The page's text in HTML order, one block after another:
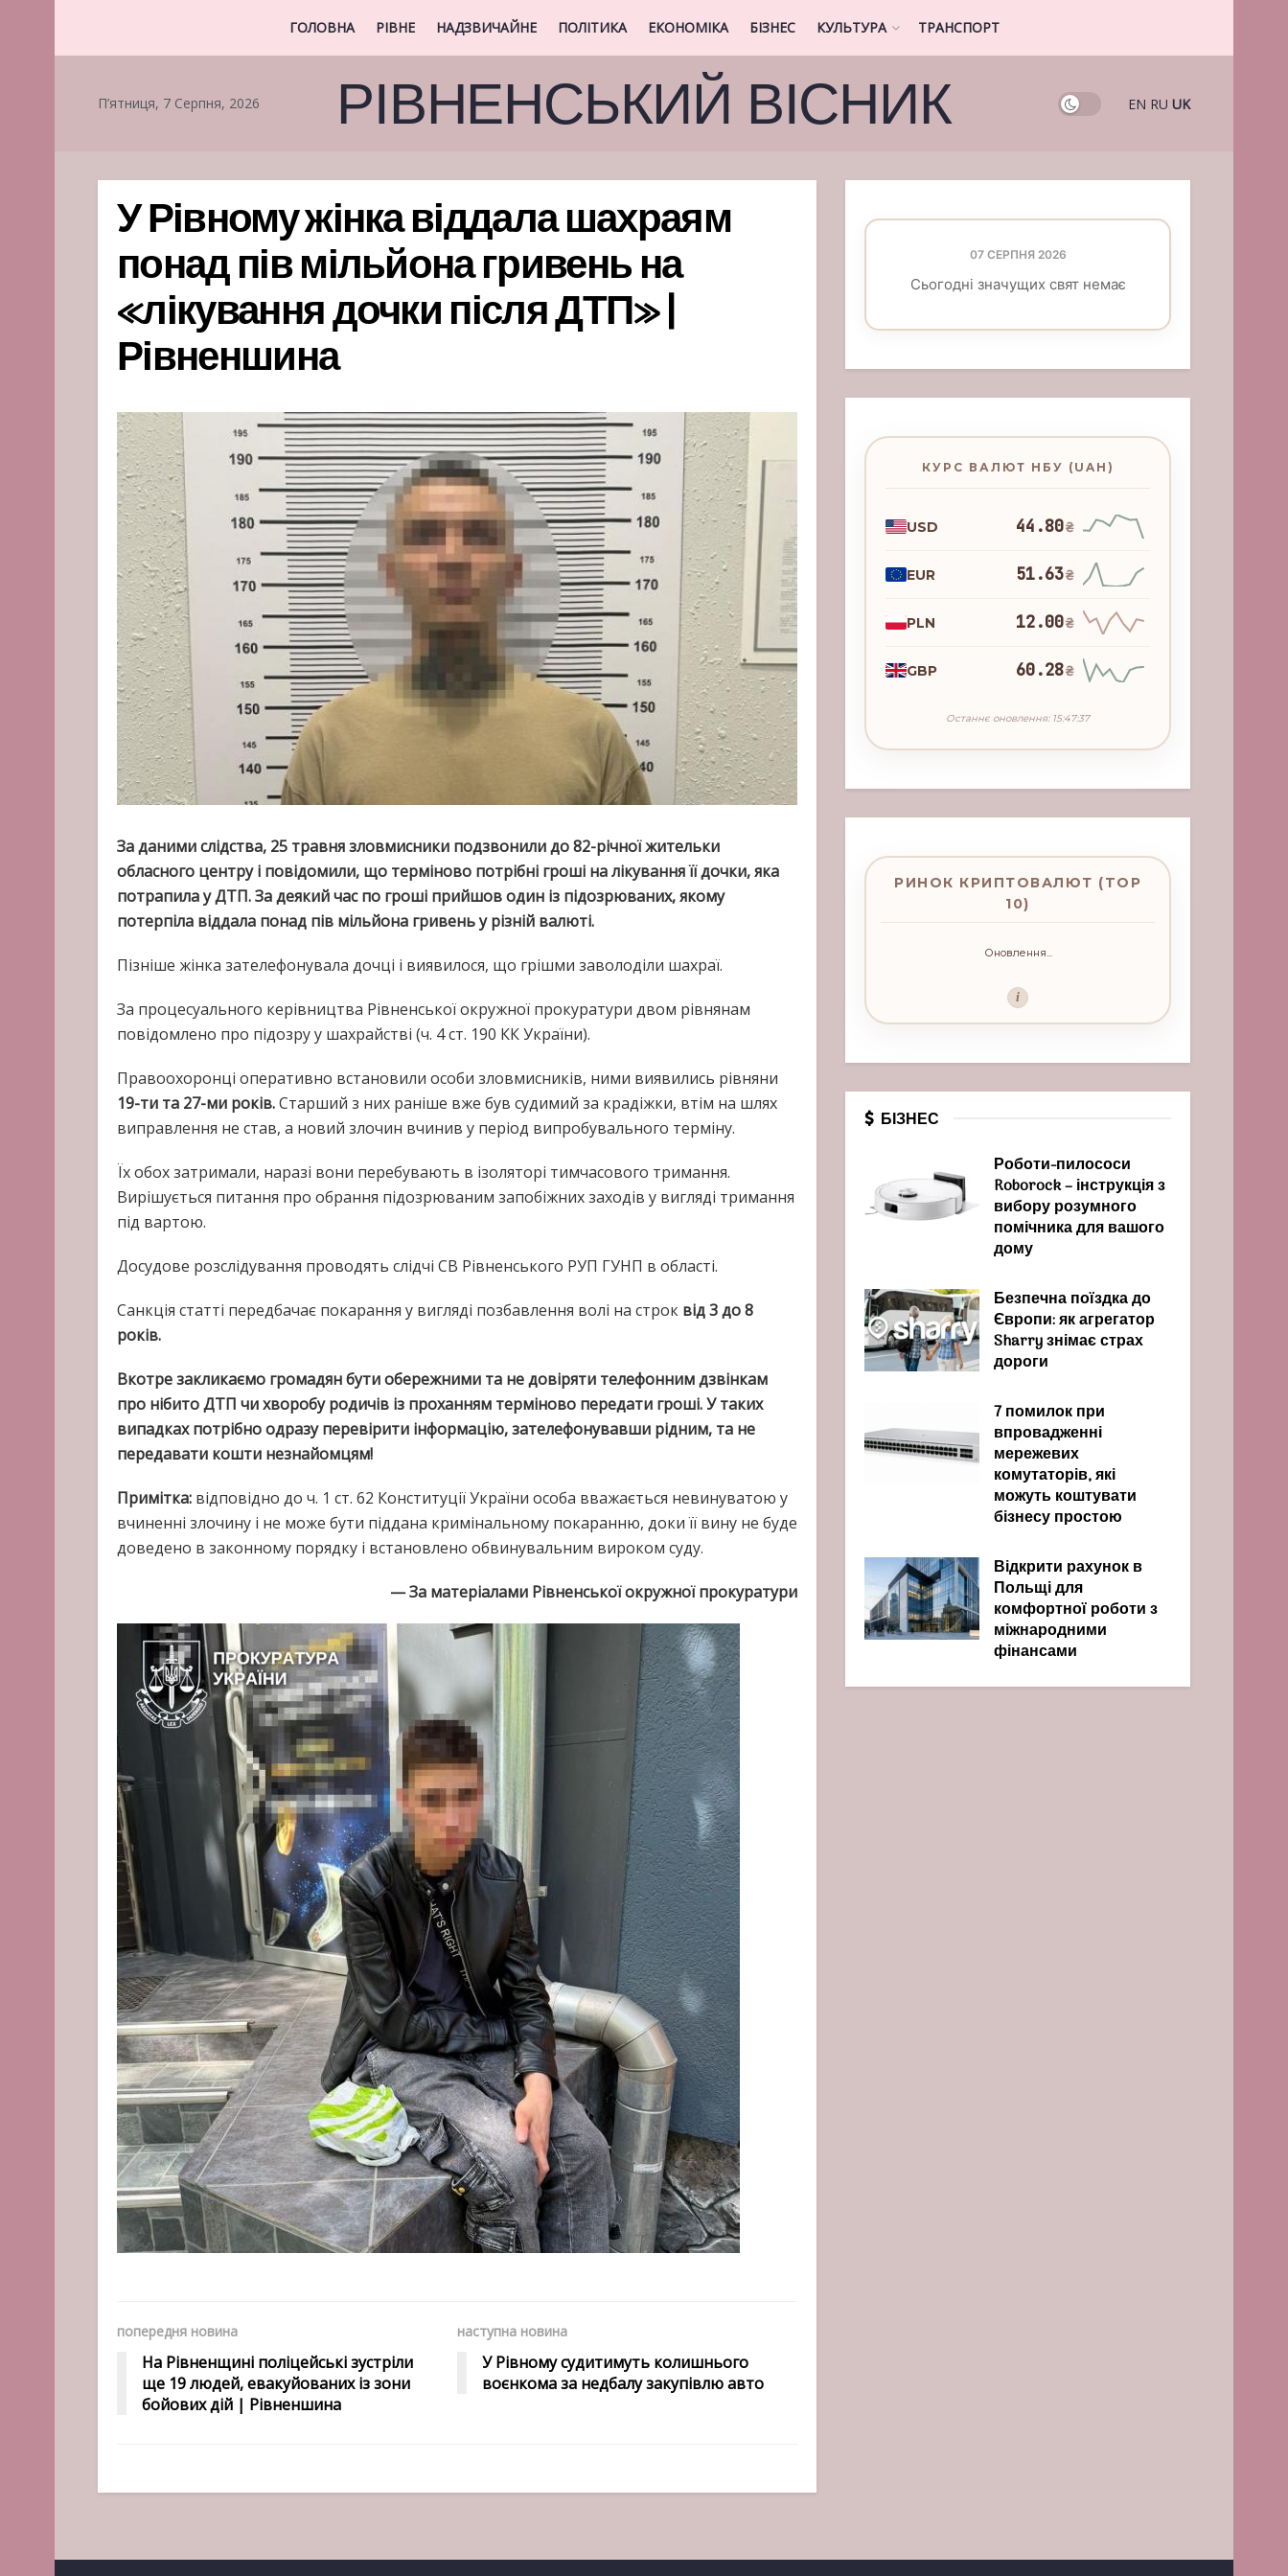
ГОЛОВНА РІВНЕ НАДЗВИЧАЙНЕ ПОЛІТИКА ЕКОНОМІКА БІЗНЕС КУЛЬТУРА ТРАНСПОРТ
П’ятниця, 7 Серпня, 2026 РІВНЕНСЬКИЙ ВІСНИК EN RU UK
У Рівному жінка віддала шахраям
понад пів мільйона гривень на
«лікування дочки після ДТП» |
Рівненшина
За даними слідства, 25 травня зловмисники подзвонили до 82-річної жительки
обласного центру і повідомили, що терміново потрібні гроші на лікування її дочки, яка
потрапила у ДТП. За деякий час по гроші прийшов один із підозрюваних, якому
потерпіла віддала понад пів мільйона гривень у різній валюті.
Пізніше жінка зателефонувала дочці і виявилося, що грішми заволоділи шахраї.
За процесуального керівництва Рівненської окружної прокуратури двом рівнянам
повідомлено про підозру у шахрайстві (ч. 4 ст. 190 КК України).
Правоохоронці оперативно встановили особи зловмисників, ними виявились рівняни
19-ти та 27-ми років.Старший з них раніше вже був судимий за крадіжки, втім на шлях
виправлення не став, а новий злочин вчинив у період випробувального терміну.
Їх обох затримали, наразі вони перебувають в ізоляторі тимчасового тримання.
Вирішується питання про обрання підозрюваним запобіжних заходів у вигляді тримання
під вартою.
Досудове розслідування проводять слідчі СВ Рівненського РУП ГУНП в області.
Санкція статті передбачає покарання у вигляді позбавлення волі на строк від 3 до 8
років.
Вкотре закликаємо громадян бути обережними та не довіряти телефонним дзвінкам
про нібито ДТП чи хворобу родичів із проханням терміново передати гроші. У таких
випадках потрібно одразу перевірити інформацію, зателефонувавши рідним, та не
передавати кошти незнайомцям!
Примітка: відповідно до ч. 1 ст. 62 Конституції України особа вважається невинуватою у
вчиненні злочину і не може бути піддана кримінальному покаранню, доки її вину не буде
доведено в законному порядку і встановлено обвинувальним вироком суду.
— За матеріалами Рівненської окружної прокуратури
попередня новина
На Рівненщині поліцейські зустріли
ще 19 людей, евакуйованих із зони
бойових дій | Рівненшина
наступна новина
У Рівному судитимуть колишнього
воєнкома за недбалу закупівлю авто
07 СЕРПНЯ 2026
Сьогодні значущих свят немає
КУРС ВАЛЮТ НБУ (UAH)
USD 44.80₴
EUR 51.63₴
PLN 12.00₴
GBP 60.28₴
Останнє оновлення: 15:47:37
РИНОК КРИПТОВАЛЮТ (TOP
10)
Оновлення...
i
БІЗНЕС
Роботи-пилососи
Roborock – інструкція з
вибору розумного
помічника для вашого
дому
Безпечна поїздка до
Європи: як агрегатор
Sharry знімає страх
дороги
7 помилок при
впровадженні
мережевих
комутаторів, які
можуть коштувати
бізнесу простою
Відкрити рахунок в
Польщі для
комфортної роботи з
міжнародними
фінансами